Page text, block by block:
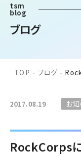
tsm
blog
ブログ
TOP -ブログ -
2017.08.19 お
RockCorps